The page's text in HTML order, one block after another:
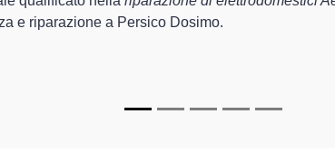
degli apparecchi.
di Archimede Cremona sono in grado di